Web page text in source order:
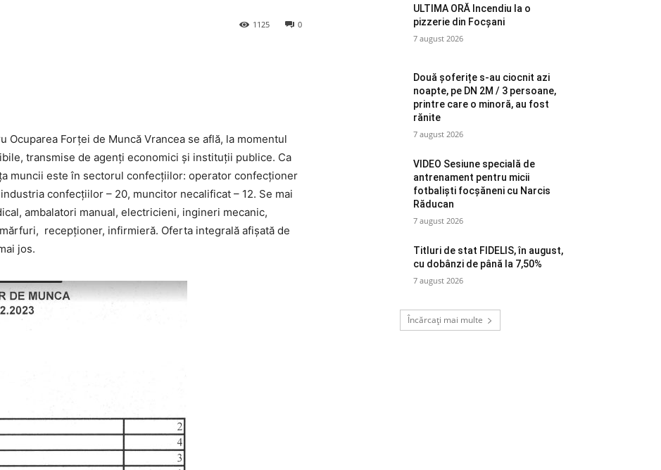
0
1125
Forței de Muncă Vrancea se află, la momentul
transmise de agenți economici și instituții publice. Ca
muncii este în sectorul confecțiilor: operator confecționer
confecțiilor – 20, muncitor necalificat – 12. Se mai
ambalatori manual, electricieni, ingineri mecanic,
recepționer, infirmieră. Oferta integrală afișată de
jos.
ULTIMA ORĂ Incendiu la o
pizzerie din Focșani
7 august 2026
Două șoferițe s-au ciocnit azi
noapte, pe DN 2M / 3 persoane,
printre care o minoră, au fost
rănite
7 august 2026
VIDEO Sesiune specială de
antrenament pentru micii
fotbaliști focșăneni cu Narcis
Răducan
7 august 2026
Titluri de stat FIDELIS, în august,
cu dobânzi de până la 7,50%
7 august 2026
Încărcați mai multe